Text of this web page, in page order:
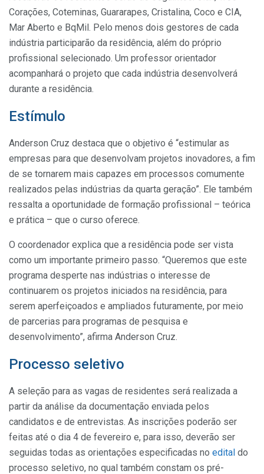
Corações, Coteminas, Guararapes, Cristalina, Coco e CIA,
Mar Aberto e BqMil. Pelo menos dois gestores de cada
indústria participarão da residência, além do próprio
profissional selecionado. Um professor orientador
acompanhará o projeto que cada indústria desenvolverá
durante a residência.
Estímulo
Anderson Cruz destaca que o objetivo é “estimular as
empresas para que desenvolvam projetos inovadores, a fim
de se tornarem mais capazes em processos comumente
realizados pelas indústrias da quarta geração”. Ele também
ressalta a oportunidade de formação profissional – teórica
e prática – que o curso oferece.
O coordenador explica que a residência pode ser vista
como um importante primeiro passo. “Queremos que este
programa desperte nas indústrias o interesse de
continuarem os projetos iniciados na residência, para
serem aperfeiçoados e ampliados futuramente, por meio
de parcerias para programas de pesquisa e
desenvolvimento”, afirma Anderson Cruz.
Processo seletivo
A seleção para as vagas de residentes será realizada a
partir da análise da documentação enviada pelos
candidatos e de entrevistas. As inscrições poderão ser
feitas até o dia 4 de fevereiro e, para isso, deverão ser
seguidas todas as orientações especificadas no edital do
processo seletivo, no qual também constam os pré-